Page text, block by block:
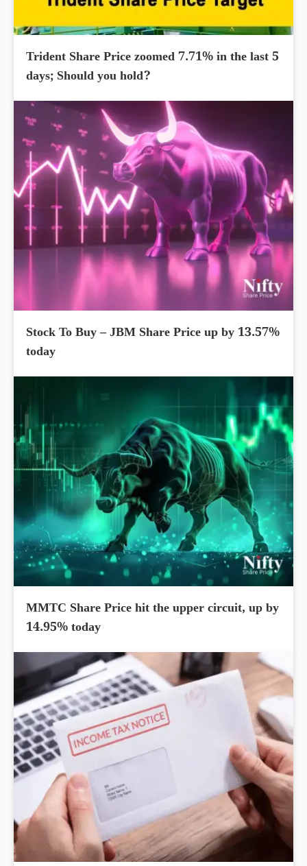
Trident Share Price zoomed 7.71% in the last 5
days; Should you hold?
Stock To Buy – JBM Share Price up by 13.57%
today
MMTC Share Price hit the upper circuit, up by
14.95% today